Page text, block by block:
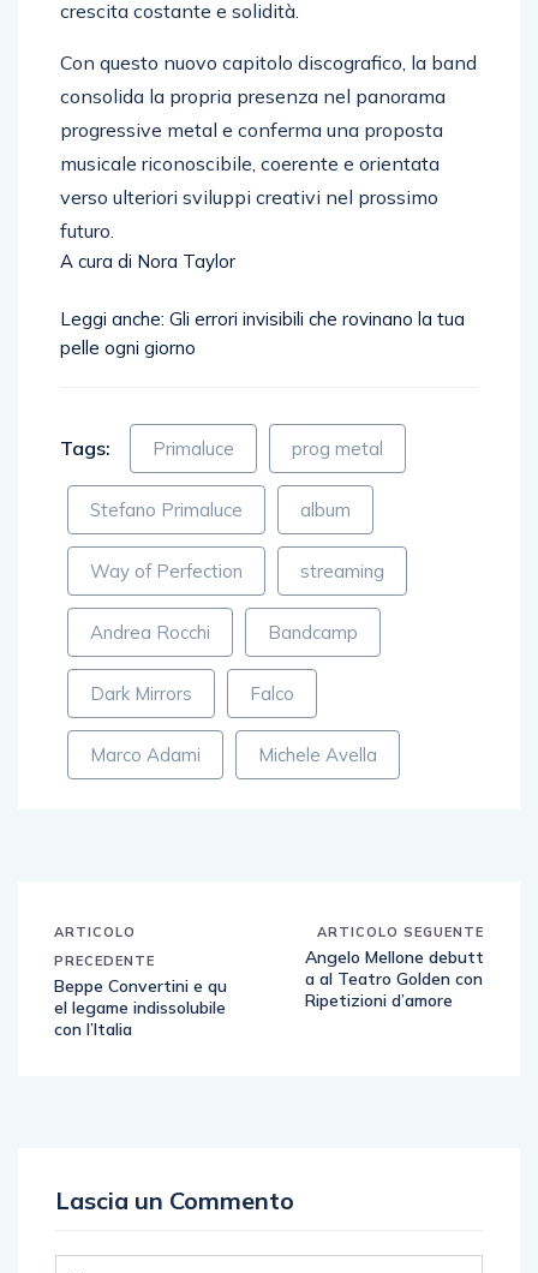
crescita costante e solidità.
Con questo nuovo capitolo discografico, la band
consolida la propria presenza nel panorama
progressive metal e conferma una proposta
musicale riconoscibile, coerente e orientata
verso ulteriori sviluppi creativi nel prossimo
futuro.
A cura di Nora Taylor
Leggi anche: Gli errori invisibili che rovinano la tua
pelle ogni giorno
Tags: Primaluce prog metal
Stefano Primaluce album
Way of Perfection streaming
Andrea Rocchi Bandcamp
Dark Mirrors Falco
Marco Adami Michele Avella
ARTICOLO
PRECEDENTE
Beppe Convertini e qu
el legame indissolubile
con l’Italia
ARTICOLO SEGUENTE
Angelo Mellone debutt
a al Teatro Golden con
Ripetizioni d’amore
Lascia un Commento